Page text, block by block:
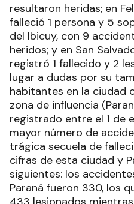
resultaron heridas; en
falleció 1 persona y 5
del Ibicuy, con 9
heridos; y en San
registró 1 fallecido y 2
lugar a dudas por su
habitantes en la ciudad
zona de influencia
registrado entre el 1 de
mayor número de
trágica secuela de
cifras de esta ciudad y
siguientes: los
Paraná fueron 330, los